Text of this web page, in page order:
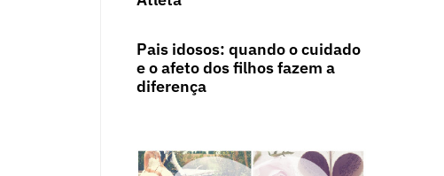
Pais idosos: quando o cuidado
e o afeto dos filhos fazem a
diferença